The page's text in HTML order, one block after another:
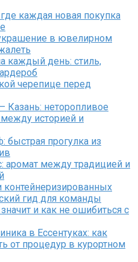
каждая новая покупка
в ювелирном
каждый день: стиль,
черепице перед
Казань: неторопливое
историей и
быстрая прогулка из
аромат между традицией и
контейнеризированных
гид для команды
и как не ошибиться с
в Ессентуках: как
от процедур в курортном